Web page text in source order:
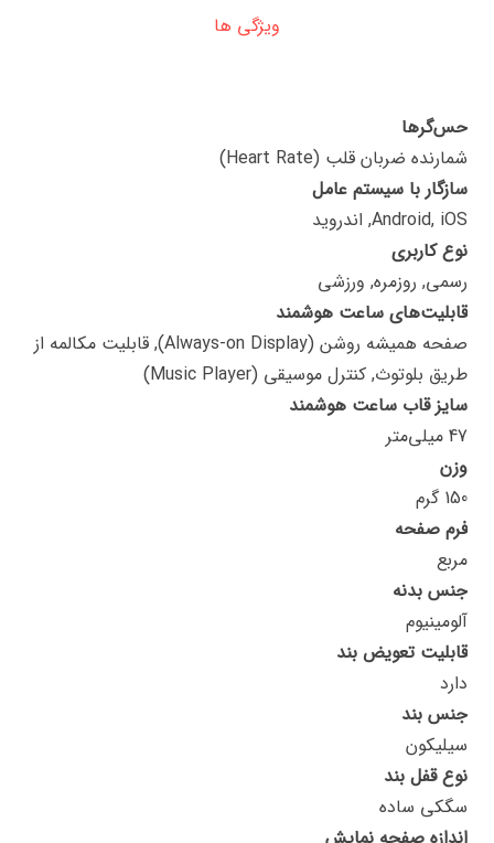
ویژگی ها
حس‌گرها
شمارنده ضربان قلب (Heart Rate)
سازگار با سیستم عامل
Android, iOS, اندروید
نوع کاربری
رسمی, روزمره, ورزشی
قابلیت‌های ساعت هوشمند
صفحه همیشه روشن (Always-on Display), قابلیت مکالمه از
طریق بلوتوث, کنترل موسیقی (Music Player)
سایز قاب ساعت هوشمند
47 میلی‌متر
وزن
150 گرم
فرم صفحه
مربع
جنس بدنه
آلومینیوم
قابلیت تعویض بند
دارد
جنس بند
سیلیکون
نوع قفل بند
سگکی ساده